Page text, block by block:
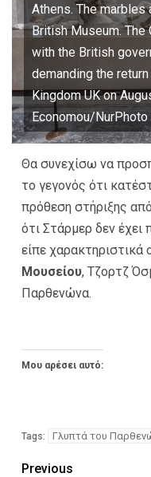
Athens. The
British Museum.
with the British
demanding the
Kingdom UK on
Economou/
Θα συνεχίσω να
το γεγονός ότι
πρόθεση στήριξης
ότι Στάρμερ δεν έχει
είπε χαρακτηριστικά
Μουσείου, Τζορτζ
Παρθενώνα.
Μου αρέσει αυτό:
Tags: Γλυπτά του
Previous